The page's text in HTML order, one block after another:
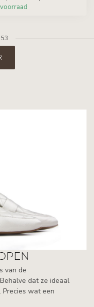
van de
dat ze ideaal
Precies wat een